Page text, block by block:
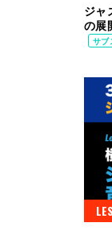
ジャ
の展
サブ